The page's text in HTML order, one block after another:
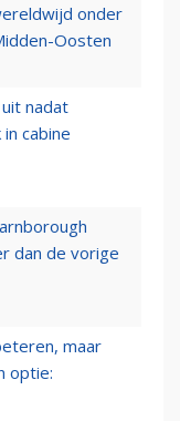
onder
Oosten
nadat
cabine
dan de vorige
maar
optie: